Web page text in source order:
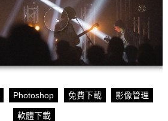
Photoshop 免費下載 影像管理
軟體下載